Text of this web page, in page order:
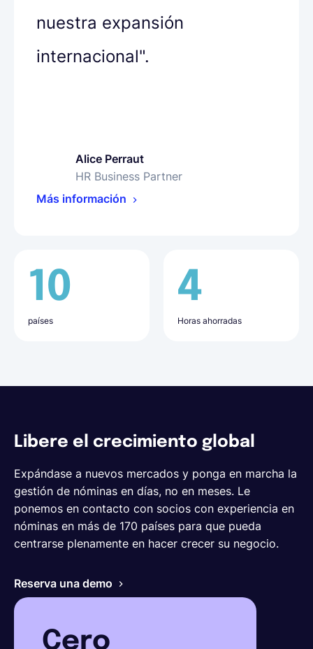
nuestra expansión
internacional".
Alice Perraut
HR Business Partner
Más información
10
países
4
Horas ahorradas
Olha Petrenko
People Operations Specialist
Más información
16
Meses
9
Countries where
Bharat Siyani
VP of People
Más información
50%
Países
20+
Horas ahorradas
Cero
Libere el crecimiento global
Expándase a nuevos mercados y ponga en marcha la
gestión de nóminas en días, no en meses. Le
ponemos en contacto con socios con experiencia en
nóminas en más de 170 países para que pueda
centrarse plenamente en hacer crecer su negocio.
Reserva una demo